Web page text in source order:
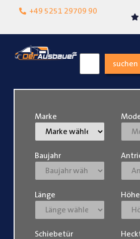
+49 5251 29709 90
Lokalgeschäft in
suchen
Marke
Baujahr
Länge Höhe
Schiebetür